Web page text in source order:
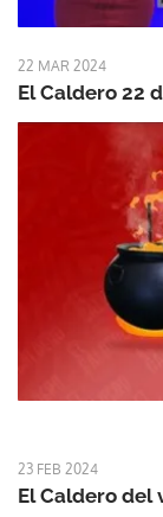
22 MAR 2024
El Caldero 22
23 FEB 2024
El Caldero del